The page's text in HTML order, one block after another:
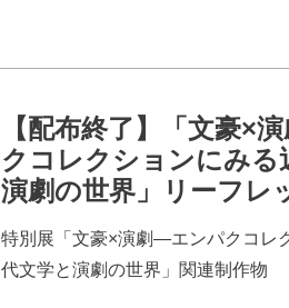
【配布終了】「文豪×
クコレクションにみる
演劇の世界」リーフレ
特別展「文豪×演劇―エンパクコレ
代文学と演劇の世界」関連制作物